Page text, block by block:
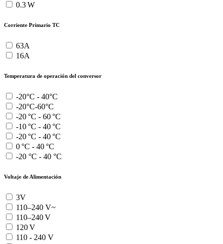
0.3 W
Corriente Primario TC
63A
16A
Temperatura de operación del conversor
-20°C - 40°C
-20°C-60°C
-20 °C - 60 °C
-10 °C - 40 °C
-20 °C - 40 °C
0 °C - 40 °C
-20 °C - 40 °C
Voltaje de Alimentación
3V
110–240 V~
110–240 V
120 V
110 - 240 V